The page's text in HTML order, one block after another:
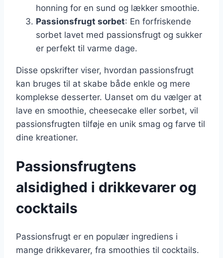
honning for en sund og lækker smoothie.
Passionsfrugt sorbet: En forfriskende
sorbet lavet med passionsfrugt og sukker
er perfekt til varme dage.
Disse opskrifter viser, hvordan passionsfrugt
kan bruges til at skabe både enkle og mere
komplekse desserter. Uanset om du vælger at
lave en smoothie, cheesecake eller sorbet, vil
passionsfrugten tilføje en unik smag og farve til
dine kreationer.
Passionsfrugtens
alsidighed i drikkevarer og
cocktails
Passionsfrugt er en populær ingrediens i
mange drikkevarer, fra smoothies til cocktails.